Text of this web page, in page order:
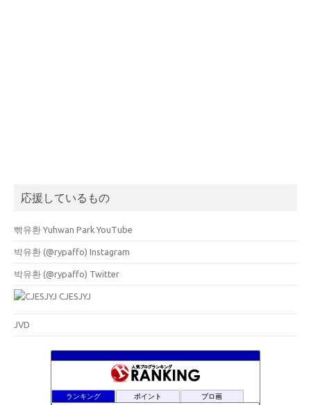
応援しているもの
빢유환 Yuhwan Park YouTube
박유환 (@rypaffo) Instagram
박유환 (@rypaffo) Twitter
CJESJYJ
JVD
ランキング ポイント ブロ画